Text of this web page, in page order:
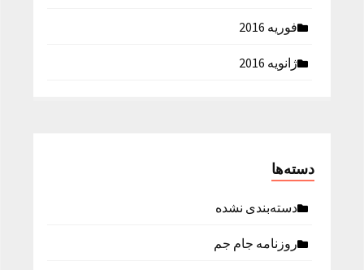
فوریه 2016
ژانویه 2016
دسته‌ها
دسته‌بندی نشده
روزنامه جام جم